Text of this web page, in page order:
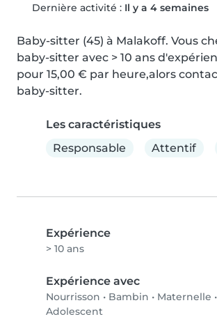
Dernière activité : Il y a 4 semaines
Baby-sitter (45) à Malakoff. Vous
baby-sitter avec > 10 ans
pour 15,00 € par heure,alors
baby-sitter.
Les caractéristiques
Responsable
Attentif
Expérience
> 10 ans
Expérience avec
Nourrisson • Bambin • Maternelle •
Adolescent